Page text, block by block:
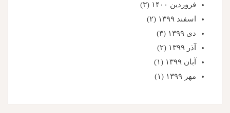
فروردین ۱۴۰۰
(۳)
اسفند ۱۳۹۹
(۲)
دی ۱۳۹۹
(۳)
آذر ۱۳۹۹
(۲)
آبان ۱۳۹۹
(۱)
مهر ۱۳۹۹
(۱)